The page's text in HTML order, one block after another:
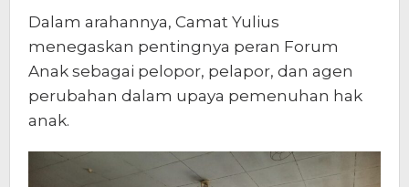
Dalam arahannya, Camat Yulius
menegaskan pentingnya peran Forum
Anak sebagai pelopor, pelapor, dan agen
perubahan dalam upaya pemenuhan hak
anak.